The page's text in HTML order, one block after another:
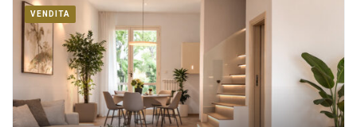
VENDITA